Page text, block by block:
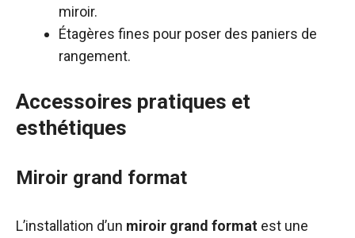
miroir.
Étagères fines pour poser des paniers de
rangement.
Accessoires pratiques et
esthétiques
Miroir grand format
L’installation d’un miroir grand format est une